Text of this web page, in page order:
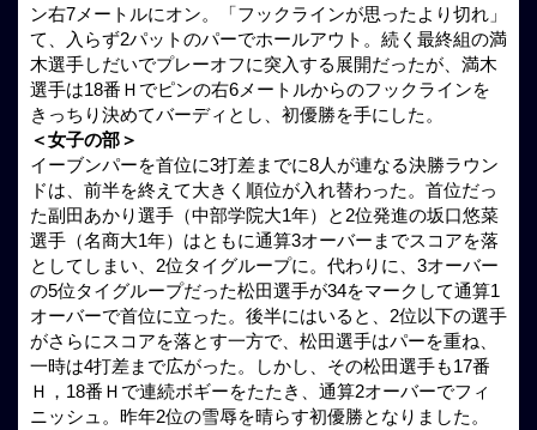
ン右7メートルにオン。「フックラインが思ったより切れ」
て、入らず2パットのパーでホールアウト。続く最終組の満
木選手しだいでプレーオフに突入する展開だったが、満木
選手は18番Ｈでピンの右6メートルからのフックラインを
きっちり決めてバーディとし、初優勝を手にした。
＜女子の部＞
イーブンパーを首位に3打差までに8人が連なる決勝ラウン
ドは、前半を終えて大きく順位が入れ替わった。首位だっ
た副田あかり選手（中部学院大1年）と2位発進の坂口悠菜
選手（名商大1年）はともに通算3オーバーまでスコアを落
としてしまい、2位タイグループに。代わりに、3オーバー
の5位タイグループだった松田選手が34をマークして通算1
オーバーで首位に立った。後半にはいると、2位以下の選手
がさらにスコアを落とす一方で、松田選手はパーを重ね、
一時は4打差まで広がった。しかし、その松田選手も17番
Ｈ，18番Ｈで連続ボギーをたたき、通算2オーバーでフィ
ニッシュ。昨年2位の雪辱を晴らす初優勝となりました。